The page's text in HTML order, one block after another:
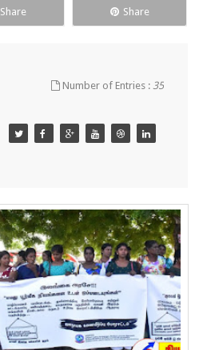
Share Share
Number of Entries :35